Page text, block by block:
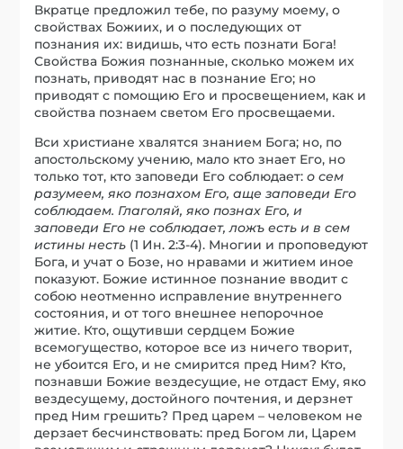
Вкратце предложил тебе, по разуму моему, о
свойствах Божиих, и о последующих от
познания их: видишь, что есть познати Бога!
Свойства Божия познанные, сколько можем их
познать, приводят нас в познание Его; но
приводят с помощию Его и просвещением, как и
свойства познаем светом Его просвещаеми.
Вси христиане хвалятся знанием Бога; но, по
апостольскому учению, мало кто знает Его, но
только тот, кто заповеди Его соблюдает:о сем
разумеем, яко познахом Его, аще заповеди Его
соблюдаем. Глаголяй, яко познах Его, и
заповеди Его не соблюдает, ложъ есть и в сем
истины несть (1 Ин. 2:3-4). Многии и проповедуют
Бога, и учат о Бозе, но нравами и житием иное
показуют. Божие истинное познание вводит с
собою неотменно исправление внутреннего
состояния, и от того внешнее непорочное
житие. Кто, ощутивши сердцем Божие
всемогущество, которое все из ничего творит,
не убоится Его, и не смирится пред Ним? Кто,
познавши Божие вездесущие, не отдаст Ему, яко
вездесущему, достойного почтения, и дерзнет
пред Ним грешить? Пред царем – человеком не
дерзает бесчинствовать: пред Богом ли, Царем